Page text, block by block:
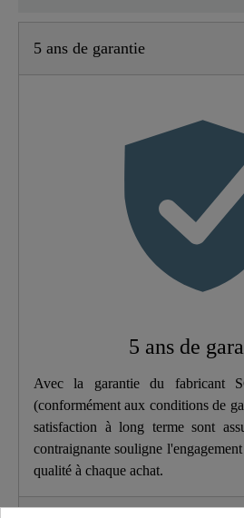
Couleur
0,8
73,5
5 ans de garantie
5 ans de
Avec la garantie du fabricant
(conformément aux conditions de
satisfaction à long terme sont
contraignante souligne
qualité à chaque achat.